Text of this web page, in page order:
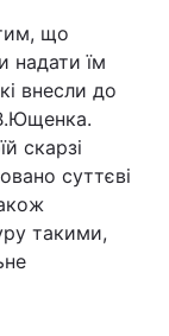
що
надати їм
внесли до
скарзі
суттєві
такими,